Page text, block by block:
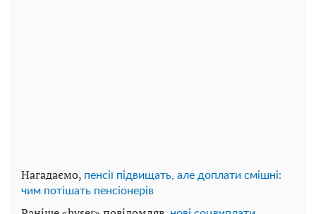
Нагадаємо, пенсії підвищать, але доплати смішні:
чим потішать пенсіонерів